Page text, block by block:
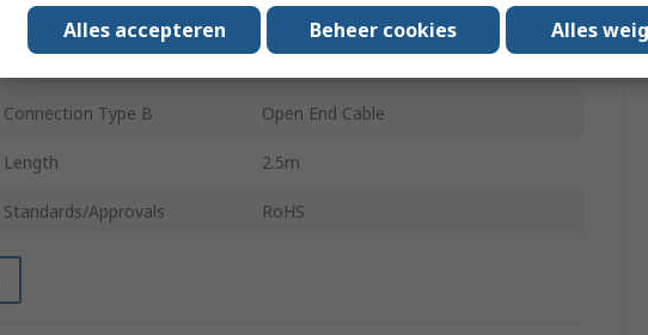
Connection Type A Socket
Connection Type B Open End Cable
Length 2.5m
Standards/Approvals RoHS
Alles accepteren Beheer cookies Alles